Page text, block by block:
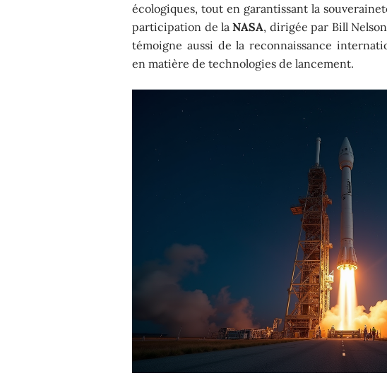
écologiques, tout en garantissant la
participation de laNASA, dirigée par Bill
témoigne aussi de la reconnaissance
en matière de technologies de lancement.